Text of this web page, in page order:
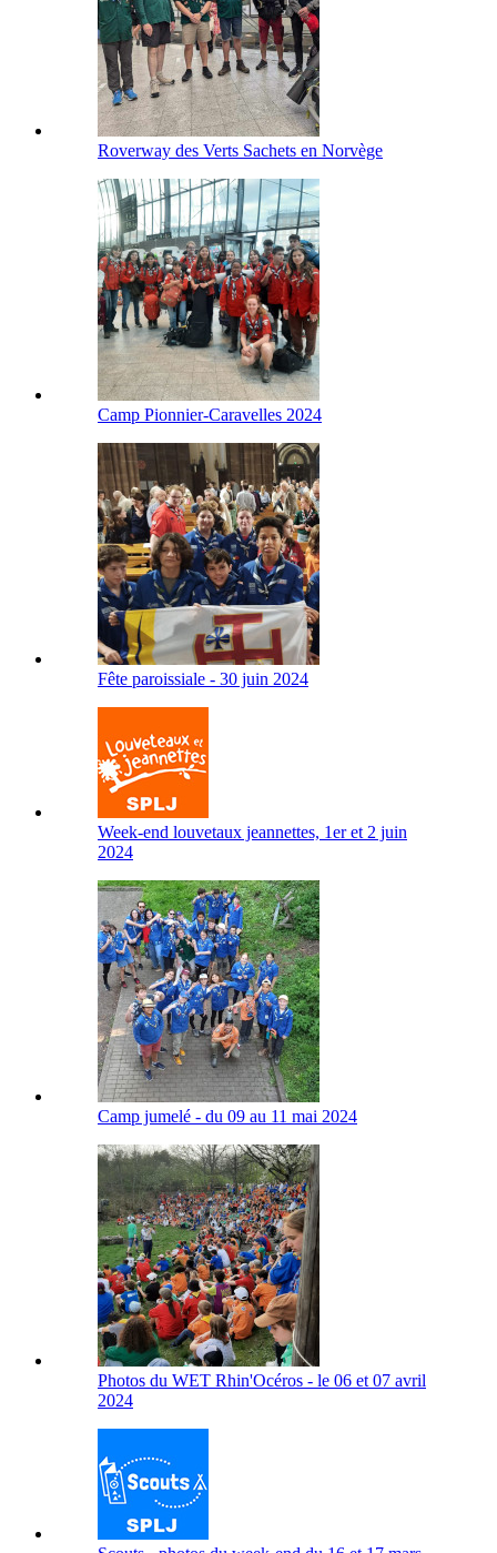
Roverway des Verts Sachets en Norvège
Camp Pionnier-Caravelles 2024
Fête paroissiale - 30 juin 2024
Week-end louvetaux jeannettes, 1er et 2 juin
2024
Camp jumelé - du 09 au 11 mai 2024
Photos du WET Rhin'Océros - le 06 et 07 avril
2024